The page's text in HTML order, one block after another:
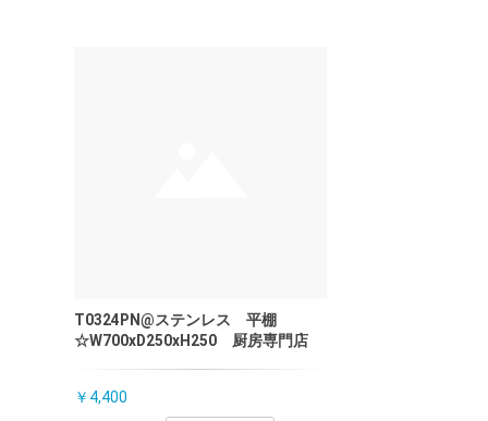
T0324PN@ステンレス 平棚
☆W700xD250xH250 厨房専門店
￥4,400